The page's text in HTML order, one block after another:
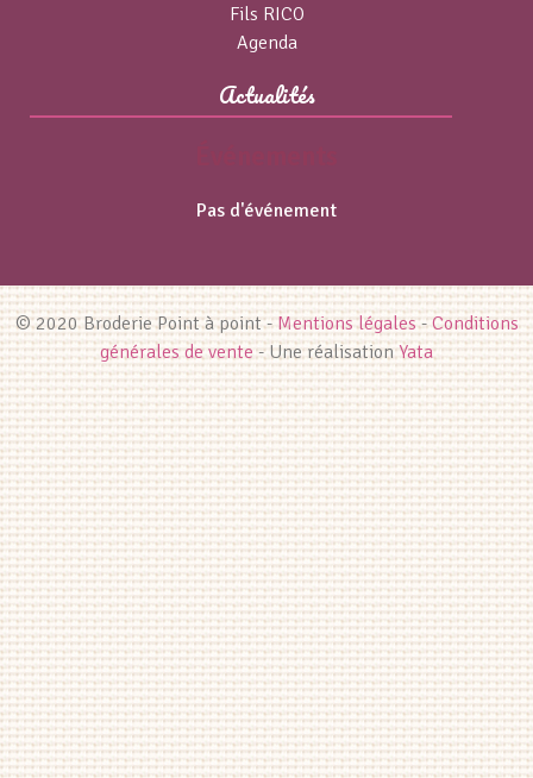
Fils RICO
Agenda
Actualités
Pas d'événement
© 2020 Broderie Point à point - Mentions légales-Conditions
générales de vente- Une réalisationYata